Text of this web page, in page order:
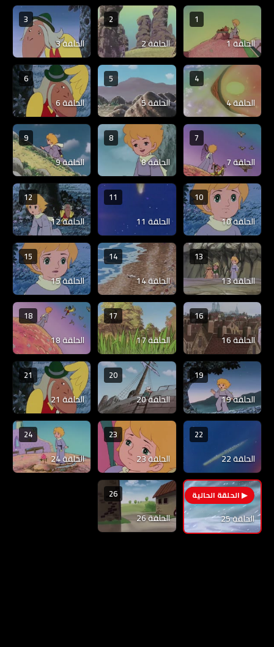
1
الحلقة 1
2
الحلقة 2
3
الحلقة 3
4
الحلقة 4
5
الحلقة 5
6
الحلقة 6
7
الحلقة 7
8
الحلقة 8
9
الحلقة 9
10
الحلقة 10
11
الحلقة 11
12
الحلقة 12
13
الحلقة 13
14
الحلقة 14
15
الحلقة 15
16
الحلقة 16
17
الحلقة 17
18
الحلقة 18
19
الحلقة 19
20
الحلقة 20
21
الحلقة 21
22
الحلقة 22
23
الحلقة 23
24
الحلقة 24
25
الحلقة 25
26
الحلقة 26